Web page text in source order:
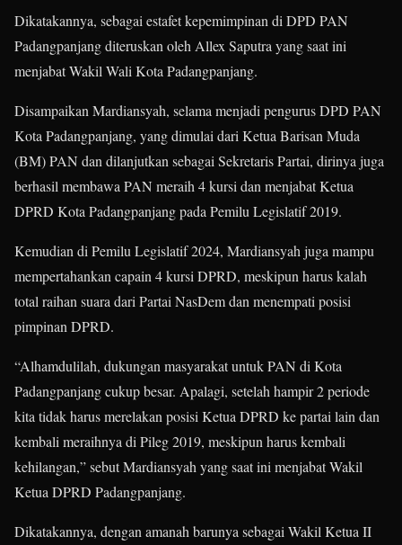
Dikatakannya, sebagai estafet kepemimpinan di DPD PAN
Padangpanjang diteruskan oleh Allex Saputra yang saat ini
menjabat Wakil Wali Kota Padangpanjang.
Disampaikan Mardiansyah, selama menjadi pengurus DPD PAN
Kota Padangpanjang, yang dimulai dari Ketua Barisan Muda
(BM) PAN dan dilanjutkan sebagai Sekretaris Partai, dirinya juga
berhasil membawa PAN meraih 4 kursi dan menjabat Ketua
DPRD Kota Padangpanjang pada Pemilu Legislatif 2019.
Kemudian di Pemilu Legislatif 2024, Mardiansyah juga mampu
mempertahankan capain 4 kursi DPRD, meskipun harus kalah
total raihan suara dari Partai NasDem dan menempati posisi
pimpinan DPRD.
“Alhamdulilah, dukungan masyarakat untuk PAN di Kota
Padangpanjang cukup besar. Apalagi, setelah hampir 2 periode
kita tidak harus merelakan posisi Ketua DPRD ke partai lain dan
kembali meraihnya di Pileg 2019, meskipun harus kembali
kehilangan,” sebut Mardiansyah yang saat ini menjabat Wakil
Ketua DPRD Padangpanjang.
Dikatakannya, dengan amanah barunya sebagai Wakil Ketua II